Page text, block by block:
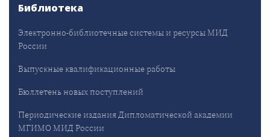
Библиотека
Электронно-библиотечные системы и ресурсы МИД
России
Выпускные квалификационные работы
Бюллетень новых поступлений
Периодические издания Дипломатической академии
МГИМО МИД России